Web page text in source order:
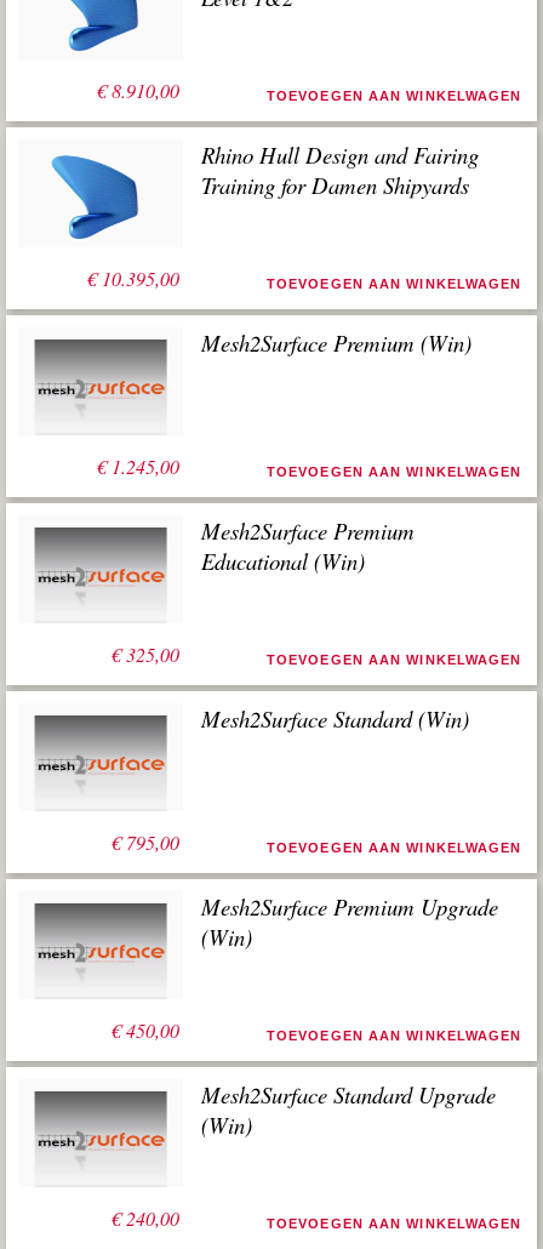
€8.910,00 TOEVOEGEN AAN WINKELWAGEN
€10.395,00
Rhino Hull Design and Fairing
Training for Damen Shipyards
TOEVOEGEN AAN WINKELWAGEN
€1.245,00
Mesh2Surface Premium (Win)
TOEVOEGEN AAN WINKELWAGEN
€325,00
Mesh2Surface Premium
Educational (Win)
TOEVOEGEN AAN WINKELWAGEN
€795,00
Mesh2Surface Standard (Win)
TOEVOEGEN AAN WINKELWAGEN
€450,00
Mesh2Surface Premium Upgrade
(Win)
TOEVOEGEN AAN WINKELWAGEN
€240,00
Mesh2Surface Standard Upgrade
(Win)
TOEVOEGEN AAN WINKELWAGEN